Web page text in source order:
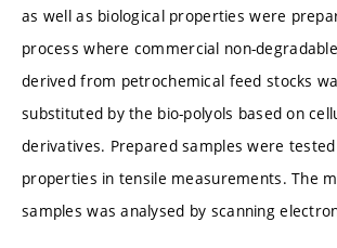
as well as biological properties were
process where commercial non-
derived from petrochemical feed stocks
substituted by the bio-polyols based on
derivatives. Prepared samples were
properties in tensile measurements. The
samples was analysed by scanning